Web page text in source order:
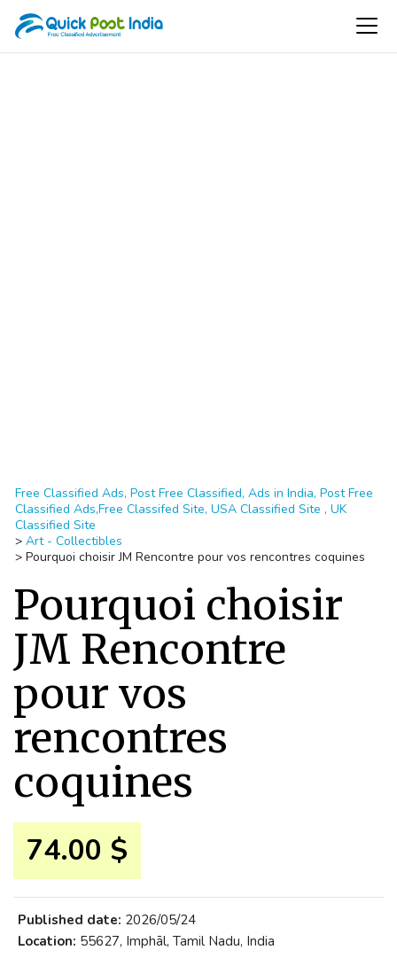
Free Classified Ads, Post Free Classified, Ads in India, Post Free
Classified Ads,Free Classifed Site, USA Classified Site , UK
Classified Site
> Art - Collectibles
> Pourquoi choisir JM Rencontre pour vos rencontres coquines
Pourquoi choisir
JM Rencontre
pour vos
rencontres
coquines
74.00 $
Published date: 2026/05/24
Location: 55627, Imphāl, Tamil Nadu, India